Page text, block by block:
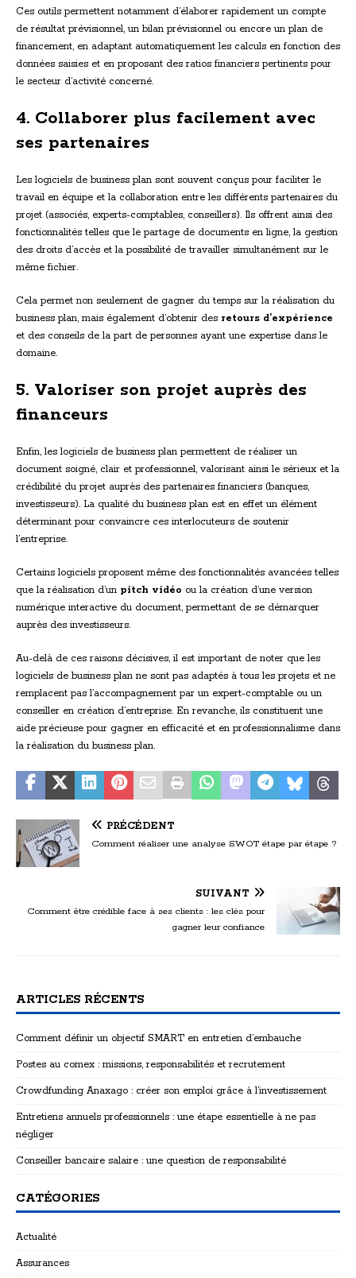
Ces outils permettent notamment d’élaborer rapidement un compte
de résultat prévisionnel, un bilan prévisionnel ou encore un plan de
financement, en adaptant automatiquement les calculs en fonction des
données saisies et en proposant des ratios financiers pertinents pour
le secteur d’activité concerné.
4. Collaborer plus facilement avec
ses partenaires
Les logiciels de business plan sont souvent conçus pour faciliter le
travail en équipe et la collaboration entre les différents partenaires du
projet (associés, experts-comptables, conseillers). Ils offrent ainsi des
fonctionnalités telles que le partage de documents en ligne, la gestion
des droits d’accès et la possibilité de travailler simultanément sur le
même fichier.
Cela permet non seulement de gagner du temps sur la réalisation du
business plan, mais également d’obtenir des retours d’expérience
et des conseils de la part de personnes ayant une expertise dans le
domaine.
5. Valoriser son projet auprès des
financeurs
Enfin, les logiciels de business plan permettent de réaliser un
document soigné, clair et professionnel, valorisant ainsi le sérieux et la
crédibilité du projet auprès des partenaires financiers (banques,
investisseurs). La qualité du business plan est en effet un élément
déterminant pour convaincre ces interlocuteurs de soutenir
l’entreprise.
Certains logiciels proposent même des fonctionnalités avancées telles
que la réalisation d’un pitch vidéo ou la création d’une version
numérique interactive du document, permettant de se démarquer
auprès des investisseurs.
Au-delà de ces raisons décisives, il est important de noter que les
logiciels de business plan ne sont pas adaptés à tous les projets et ne
remplacent pas l’accompagnement par un expert-comptable ou un
conseiller en création d’entreprise. En revanche, ils constituent une
aide précieuse pour gagner en efficacité et en professionnalisme dans
la réalisation du business plan.
PRÉCÉDENT
Comment réaliser une analyse SWOT étape par étape ?
SUIVANT
Comment être crédible face à ses clients : les clés pour
gagner leur confiance
ARTICLES RÉCENTS
Comment définir un objectif SMART en entretien d’embauche
Postes au comex : missions, responsabilités et recrutement
Crowdfunding Anaxago : créer son emploi grâce à l’investissement
Entretiens annuels professionnels : une étape essentielle à ne pas
négliger
Conseiller bancaire salaire : une question de responsabilité
CATÉGORIES
Actualité
Assurances